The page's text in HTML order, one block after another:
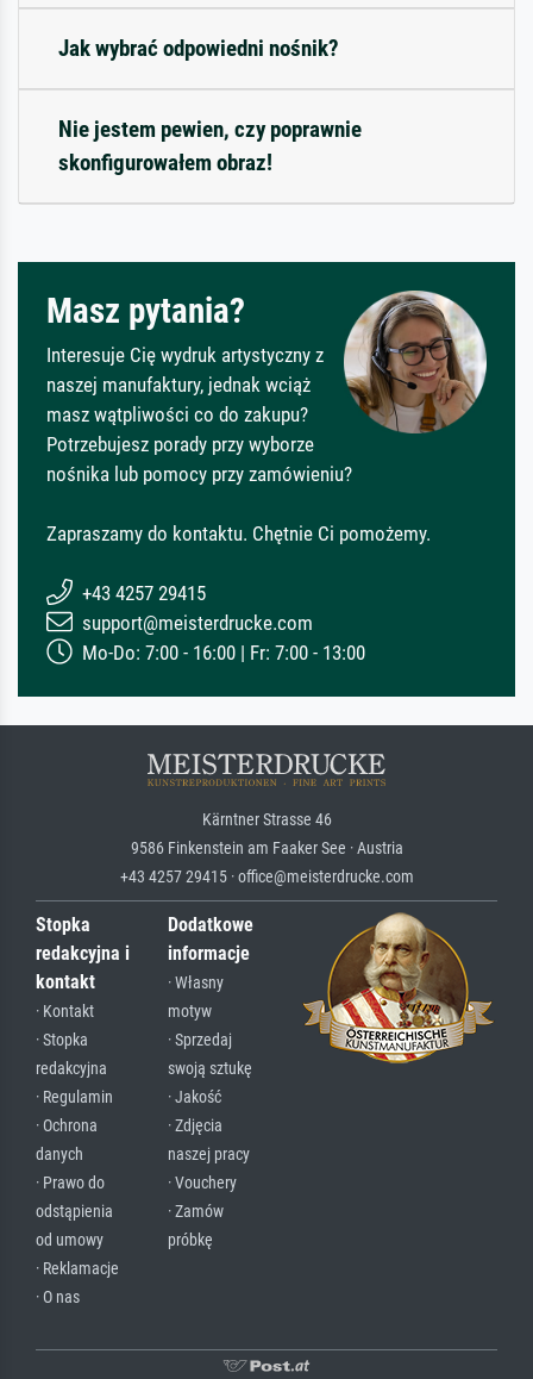
Jak wybrać odpowiedni nośnik?
Nie jestem pewien, czy poprawnie
skonfigurowałem obraz!
Masz pytania?
Interesuje Cię wydruk artystyczny z
naszej manufaktury, jednak wciąż
masz wątpliwości co do zakupu?
Potrzebujesz porady przy wyborze
nośnika lub pomocy przy zamówieniu?
Zapraszamy do kontaktu. Chętnie Ci pomożemy.
+43 4257 29415
support@meisterdrucke.com
Mo-Do: 7:00 - 16:00 | Fr: 7:00 - 13:00
Kärntner Strasse 46
9586 Finkenstein am Faaker See · Austria
+43 4257 29415 · office@meisterdrucke.com
Stopka
redakcyjna i
kontakt
· Kontakt
· Stopka
redakcyjna
· Regulamin
· Ochrona
danych
· Prawo do
odstąpienia
od umowy
· Reklamacje
· O nas
Dodatkowe
informacje
· Własny
motyw
· Sprzedaj
swoją sztukę
· Jakość
· Zdjęcia
naszej pracy
· Vouchery
· Zamów
próbkę